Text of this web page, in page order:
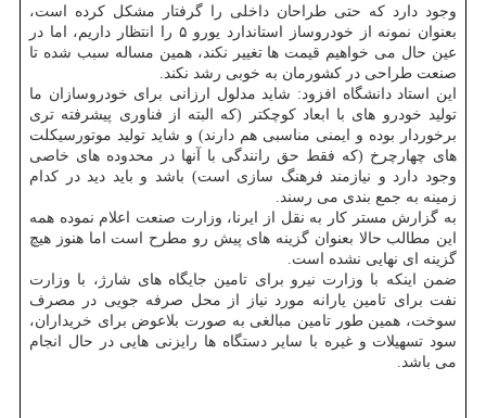
وجود دارد که حتی طراحان داخلی را گرفتار مشکل کرده است،
بعنوان نمونه از خودروساز استاندارد یورو ۵ را انتظار داریم، اما در
عین حال می خواهیم قیمت ها تغییر نکند، همین مساله سبب شده تا
صنعت طراحی در کشورمان به خوبی رشد نکند.
این استاد دانشگاه افزود: شاید مدلول ارزانی برای خودروسازان ما
تولید خودرو های با ابعاد کوچکتر (که البته از فناوری پیشرفته تری
برخوردار بوده و ایمنی مناسبی هم دارند) و شاید تولید موتورسیکلت
های چهارچرخ (که فقط حق رانندگی با آنها در محدوده های خاصی
وجود دارد و نیازمند فرهنگ سازی است) باشد و باید دید در کدام
زمینه به جمع بندی می رسند.
به گزارش مستر کار به نقل از ایرنا، وزارت صنعت اعلام نموده همه
این مطالب حالا بعنوان گزینه های پیش رو مطرح است اما هنوز هیچ
گزینه ای نهایی نشده است.
ضمن اینکه با وزارت نیرو برای تامین جایگاه های شارژ، با وزارت
نفت برای تامین یارانه مورد نیاز از محل صرفه جویی در مصرف
سوخت، همین طور تامین مبالغی به صورت بلاعوض برای خریداران،
سود تسهیلات و غیره با سایر دستگاه ها رایزنی هایی در حال انجام
می باشد.